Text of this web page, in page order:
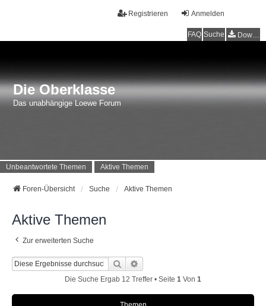
Anmelden
Registrieren
FAQ Suche Downloads
Die Oberklasse
Das unabhängige Loewe Forum
Unbeantwortete Themen Aktive Themen
Foren-Übersicht Suche Aktive Themen
Aktive Themen
Zur erweiterten Suche
Suche
Die Suche Ergab 12 Treffer • Seite 1 Von 1